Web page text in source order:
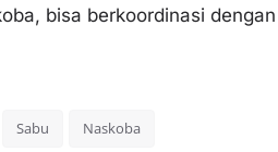
bisa berkoordinasi
Sabu Naskoba